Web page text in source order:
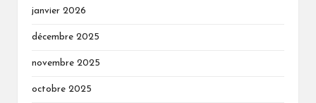
janvier 2026
décembre 2025
novembre 2025
octobre 2025